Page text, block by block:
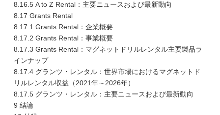
8.16.5 A to Z Rental：主要ニュースおよび最新動向
8.17 Grants Rental
8.17.1 Grants Rental：企業概要
8.17.2 Grants Rental：事業概要
8.17.3 Grants Rental：マグネットドリルレンタル主要製品ラ
インナップ
8.17.4 グランツ・レンタル：世界市場におけるマグネットド
リルレンタル収益（2021年～2026年）
8.17.5 グランツ・レンタル：主要ニュースおよび最新動向
9 結論